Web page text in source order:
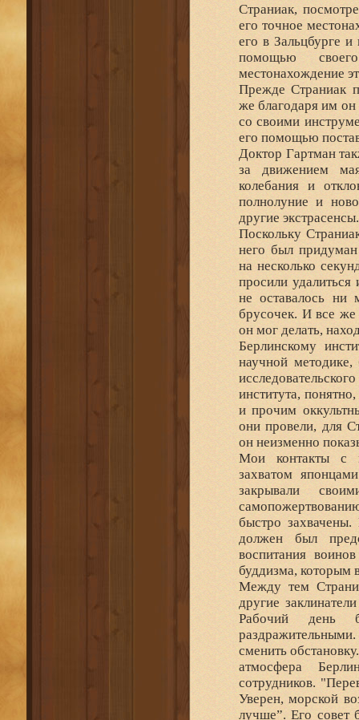
Страниак,
его точное
его в Зальцбурге
помощью
местонахождение
Прежде Страниак
же благодаря им он
со своими
его помощью
Доктор Гартман
за движением
колебания и
полнолуние и
другие экстрасенсы.
Поскольку
него был
на несколько
просили
не оставалось ни
брусочек. И все же
он мог делать,
Берлинскому
научной
института,
и прочим
они провели, для
он неизменно
Мои контакты с
захватом
закрывали
быстро
должен был
воспитания
буддизма, которым
Между тем
другие
Рабочий день
сменить
атмосфера
сотрудников.
Уверен, морской
лучше”. Его совет